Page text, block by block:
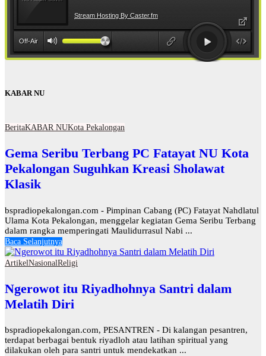
KABAR NU
BeritaKABAR NUKota Pekalongan
Gema Seribu Terbang PC Fatayat NU Kota
Pekalongan Suguhkan Kreasi Sholawat
Klasik
bspradiopekalongan.com - Pimpinan Cabang (PC) Fatayat Nahdlatul
Ulama Kota Pekalongan, menggelar kegiatan Gema Seribu Terbang
dalam rangka memperingati Maulidurrasul Nabi ...
Baca Selanjutnya
ArtikelNasionalReligi
Ngerowot itu Riyadhohnya Santri dalam
Melatih Diri
bspradiopekalongan.com, PESANTREN - Di kalangan pesantren,
terdapat berbagai bentuk riyadloh atau latihan spiritual yang
dilakukan oleh para santri untuk mendekatkan ...